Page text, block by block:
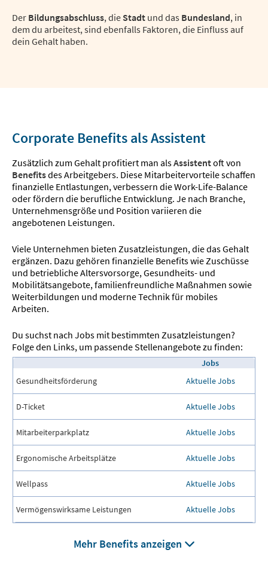
Der Bildungsabschluss, die Stadt und das Bundesland, in
dem du arbeitest, sind ebenfalls Faktoren, die Einfluss auf
dein Gehalt haben.
Corporate Benefits als Assistent
Zusätzlich zum Gehalt profitiert man alsAssistentoft von
Benefitsdes Arbeitgebers. Diese Mitarbeitervorteile schaffen
finanzielle Entlastungen, verbessern die Work-Life-Balance
oder fördern die berufliche Entwicklung. Je nach Branche,
Unternehmensgröße und Position variieren die
angebotenen Leistungen.
Viele Unternehmen bieten Zusatzleistungen, die das Gehalt
ergänzen. Dazu gehören finanzielle Benefits wie Zuschüsse
und betriebliche Altersvorsorge, Gesundheits- und
Mobilitätsangebote, familienfreundliche Maßnahmen sowie
Weiterbildungen und moderne Technik für mobiles
Arbeiten.
Du suchst nach Jobs mit bestimmten Zusatzleistungen?
Folge den Links, um passende Stellenangebote zu finden:
Jobs
Gesundheitsförderung
Aktuelle Jobs
D-Ticket Aktuelle Jobs
Mitarbeiterparkplatz Aktuelle Jobs
Ergonomische Arbeitsplätze Aktuelle Jobs
Wellpass Aktuelle Jobs
Vermögenswirksame Leistungen Aktuelle Jobs
Mehr Benefits anzeigen